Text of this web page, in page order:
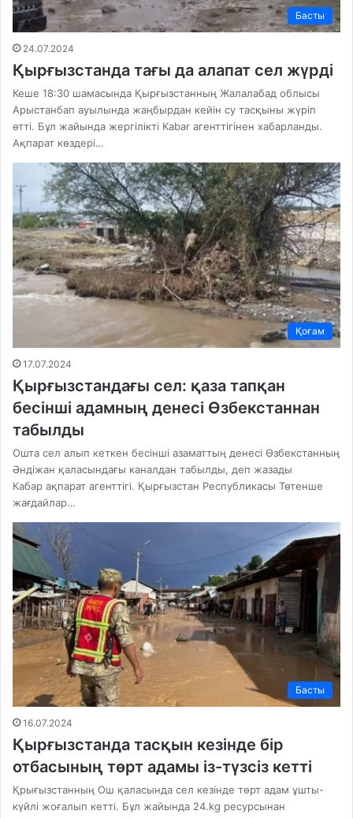
Басты
24.07.2024
Қырғызстанда тағы да алапат сел жүрді
Кеше 18:30 шамасында Қырғызстанның Жалалабад облысы
Арыстанбап ауылында жаңбырдан кейін су тасқыны жүріп
өтті. Бұл жайында жергілікті Kabar агенттігінен хабарланды.
Ақпарат көздері…
Қоғам
17.07.2024
Қырғызстандағы сел: қаза тапқан
бесінші адамның денесі Өзбекстаннан
табылды
Ошта сел алып кеткен бесінші азаматтың денесі Өзбекстанның
Әндіжан қаласындағы каналдан табылды, деп жазады
Кабар ақпарат агенттігі. Қырғызстан Республикасы Төтенше
жағдайлар…
Басты
16.07.2024
Қырғызстанда тасқын кезінде бір
отбасының төрт адамы із-түзсіз кетті
Қрығызстанның Ош қаласында сел кезінде төрт адам ұшты-
күйлі жоғалып кетті. Бұл жайында 24.kg ресурсынан